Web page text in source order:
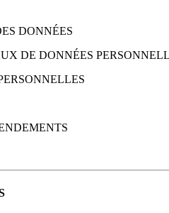
DONNÉES
DE DONNÉES